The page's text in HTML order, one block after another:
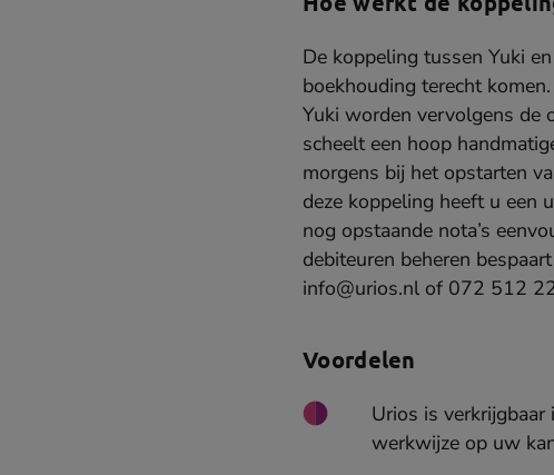
De koppeling tussen Yuki
boekhouding terecht
Yuki worden vervolgens de
scheelt een hoop
morgens bij het opstarten
deze koppeling heeft u een
nog opstaande nota’s
debiteuren beheren
info@urios.nl of 072 512
Voordelen
Urios is
werkwijze op uw